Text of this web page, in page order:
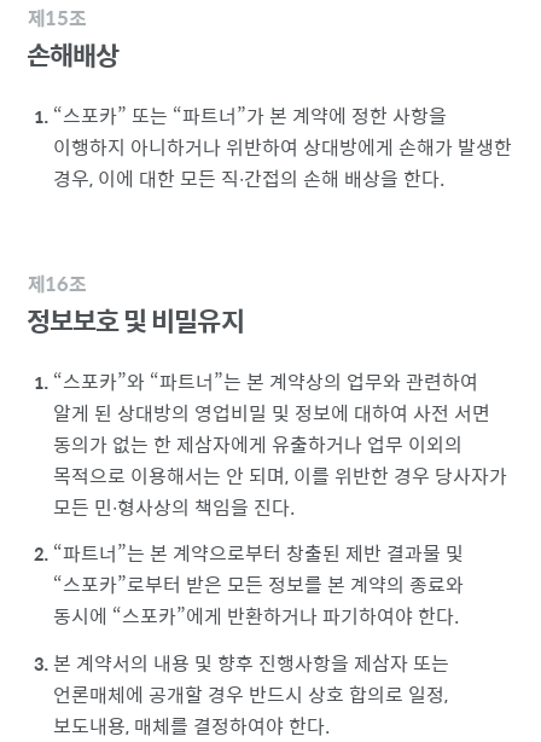
제15조
손해배상
스포카 또는 파트너 가 본 계약에 정한 사항을
이행하지 아니하거나 위반하여 상대방에게 손해가 발생한
경우, 이에 대한 모든 직∙간접의 손해 배상을 한다.
제16조
정보보호 및 비밀유지
스포카 와 파트너 는 본 계약상의 업무와 관련하여
알게 된 상대방의 영업비밀 및 정보에 대하여 사전 서면
동의가 없는 한 제삼자에게 유출하거나 업무 이외의
목적으로 이용해서는 안 되며, 이를 위반한 경우 당사자가
모든 민∙형사상의 책임을 진다.
파트너 는 본 계약으로부터 창출된 제반 결과물 및
스포카 로부터 받은 모든 정보를 본 계약의 종료와
동시에 스포카 에게 반환하거나 파기하여야 한다.
본 계약서의 내용 및 향후 진행사항을 제삼자 또는
언론매체에 공개할 경우 반드시 상호 합의로 일정,
보도내용, 매체를 결정하여야 한다.